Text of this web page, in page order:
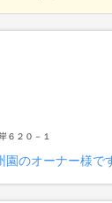
６２０－１
園のオーナー様で